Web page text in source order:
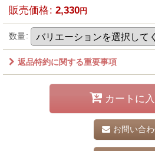
販売価格: 2,330円
数量:
返品特約に関する重要事項
カートに
お問い合